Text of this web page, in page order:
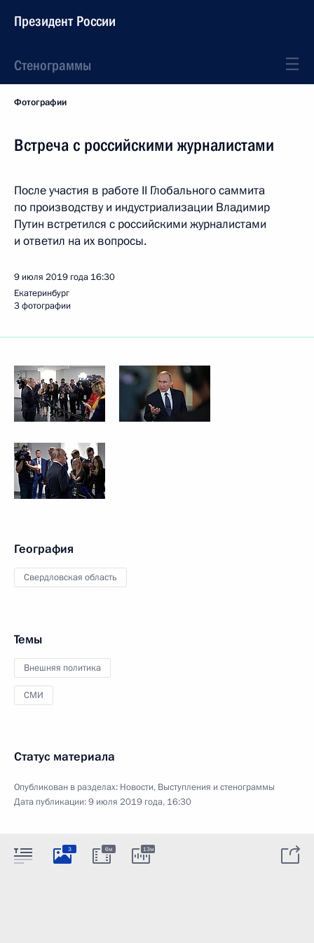
Президент России
Стенограммы
Фотографии
Встреча с российскими журналистами
После участия в работе II Глобального саммита
по производству и индустриализации Владимир
Путин встретился с российскими журналистами
и ответил на их вопросы.
9 июля 2019 года 16:30
Екатеринбург
3 фотографии
География
Свердловская область
Темы
Внешняя политика
СМИ
Статус материала
Опубликован в разделах: Новости, Выступления и стенограммы
Дата публикации:9 июля 2019 года, 16:30
3 6м 13м